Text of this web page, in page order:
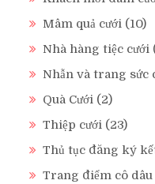
Mâm quả cưới (10)
Nhà hàng tiệc cưới
Nhẫn và trang sức
Quà Cưới (2)
Thiệp cưới (23)
Thủ tục đăng ký
Trang điểm cô dâu